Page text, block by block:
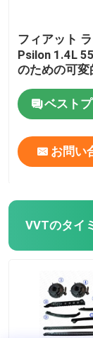
フィアット
Psilon 1.4L
のための可変
イミング
ーザーベスト
お問い
VVTのタイ